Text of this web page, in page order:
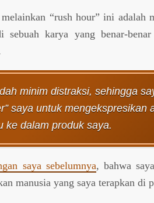
“rush hour” ini adalah
sebuah karya yang benar-
minim distraksi, sehingga
saya untuk mengekspresikan
ke dalam produk saya.
saya sebelumnya, bahwa
manusia yang saya terapkan di